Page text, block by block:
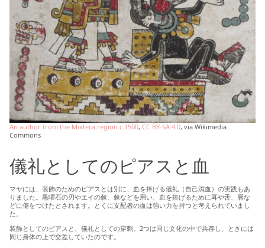
An author from the Mixteca region c.1500, CC BY-SA 4.0, via Wikimedia
Commons
儀礼としてのピアスと血
マヤには、装飾のためのピアスとは別に、血を捧げる儀礼（自己瀉血）の実践もあ
りました。黒曜石の刃やエイの棘、棘などを用い、血を捧げるために耳や舌、唇な
どに傷をつけたとされます。とくに支配者の血は強い力を持つと考えられていまし
た。
装飾としてのピアスと、儀礼としての穿刺。2つは同じ文化の中で共存し、ときには
同じ身体の上で交差していたのです。